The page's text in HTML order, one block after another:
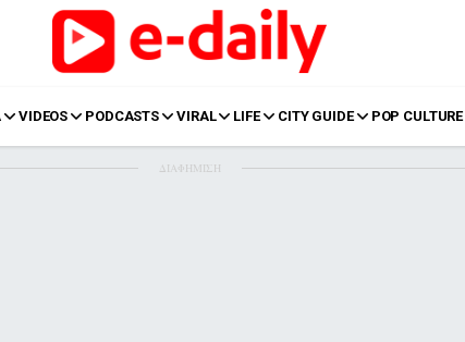
VIDEOS PODCASTS VIRAL LIFE CITY GUIDE POP CULTURE
ΔΙΑΦΗΜΙΣΗ